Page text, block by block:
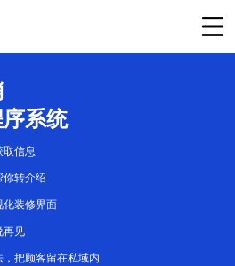
系统
取信息
你转介绍
化装修界面
再见
把顾客留在私域内